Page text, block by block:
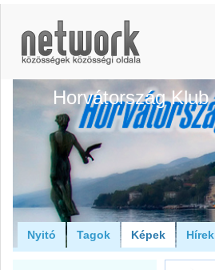
Horvátország Klub
Nyitó Tagok Képek Hírek